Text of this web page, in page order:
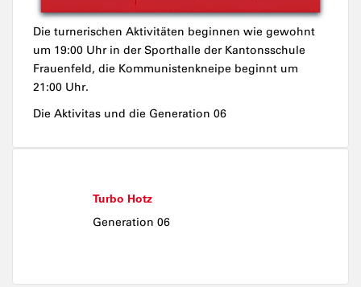
Die turnerischen Aktivitäten beginnen wie gewohnt
um 19:00 Uhr in der Sporthalle der Kantonsschule
Frauenfeld, die Kommunistenkneipe beginnt um
21:00 Uhr.
Die Aktivitas und die Generation 06
Turbo Hotz
Generation 06